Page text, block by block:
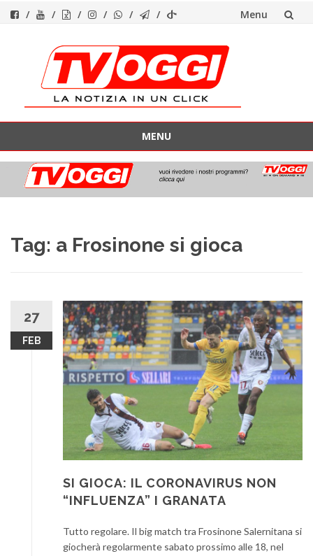
Menu
contenuto
MENU
contenuto
Tag: a Frosinone si gioca
27
FEB
SI GIOCA: IL CORONAVIRUS NON
“INFLUENZA” I GRANATA
Tutto regolare. Il big match tra Frosinone Salernitana si
giocherà regolarmente sabato prossimo alle 18, nel